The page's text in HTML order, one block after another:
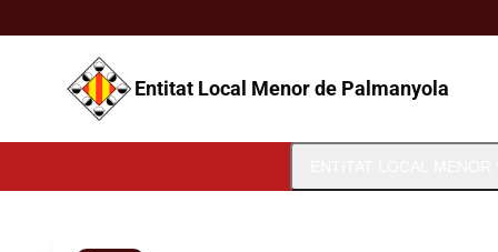
Entitat Local Menor de Palmanyola